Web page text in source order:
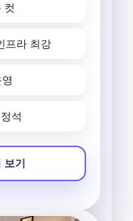
컷
프라 최강
석
보기